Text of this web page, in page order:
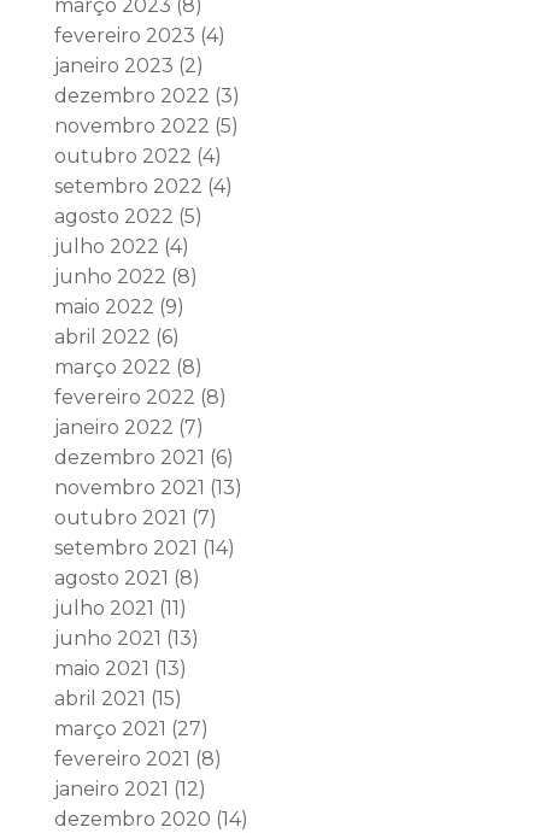
março 2023 (8)
fevereiro 2023 (4)
janeiro 2023 (2)
dezembro 2022 (3)
novembro 2022 (5)
outubro 2022 (4)
setembro 2022 (4)
agosto 2022 (5)
julho 2022 (4)
junho 2022 (8)
maio 2022 (9)
abril 2022 (6)
março 2022 (8)
fevereiro 2022 (8)
janeiro 2022 (7)
dezembro 2021 (6)
novembro 2021 (13)
outubro 2021 (7)
setembro 2021 (14)
agosto 2021 (8)
julho 2021 (11)
junho 2021 (13)
maio 2021 (13)
abril 2021 (15)
março 2021 (27)
fevereiro 2021 (8)
janeiro 2021 (12)
dezembro 2020 (14)